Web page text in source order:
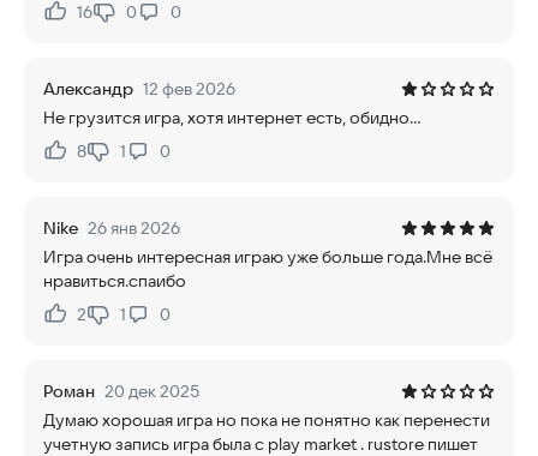
Нравится:
16Не нравится:
0 0
Александр 12 фев 2026
Не грузится игра, хотя интернет есть, обидно...
Нравится:
8Не нравится:
1 0
Nike 26 янв 2026
Игра очень интересная играю уже больше года.Мне всë
нравиться.спаибо
Нравится:
2Не нравится:
1 0
Роман 20 дек 2025
Думаю хорошая игра но пока не понятно как перенести
учетную запись игра была с play market . rustore пишет